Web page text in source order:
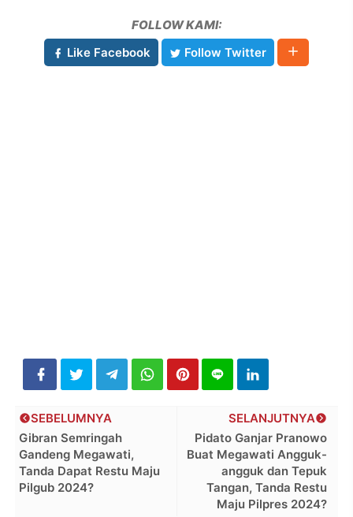
FOLLOW KAMI:
Like Facebook
Follow Twitter
SELANJUTNYA
Pidato Ganjar Pranowo
Buat Megawati Angguk-
angguk dan Tepuk
Tangan, Tanda Restu
Maju Pilpres 2024?
SEBELUMNYA
Gibran Semringah
Gandeng Megawati,
Tanda Dapat Restu Maju
Pilgub 2024?